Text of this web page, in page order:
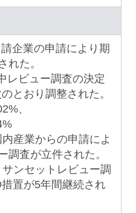
企業の申請により期
れた。
レビュー調査の決定
とおり調整された。
、
産業からの申請によ
調査が立件された。
ンセットレビュー調
置が5年間継続され